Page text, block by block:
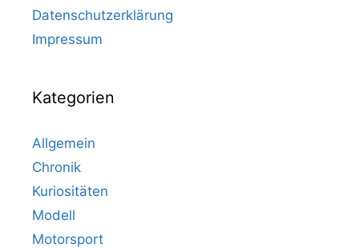
Datenschutzerklärung
Impressum
Kategorien
Allgemein
Chronik
Kuriositäten
Modell
Motorsport